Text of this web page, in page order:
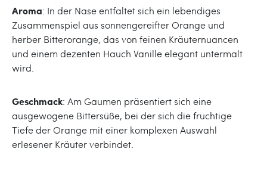
Aroma: In der Nase entfaltet sich ein lebendiges
Zusammenspiel aus sonnengereifter Orange und
herber Bitterorange, das von feinen Kräuternuancen
und einem dezenten Hauch Vanille elegant untermalt
wird.
Geschmack: Am Gaumen präsentiert sich eine
ausgewogene Bittersüße, bei der sich die fruchtige
Tiefe der Orange mit einer komplexen Auswahl
erlesener Kräuter verbindet.